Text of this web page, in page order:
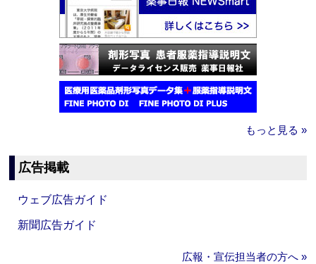
もっと見る »
広告掲載
ウェブ広告ガイド
新聞広告ガイド
広報・宣伝担当者の方へ »